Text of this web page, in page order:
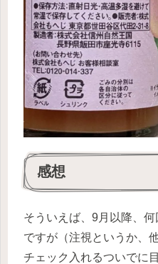
感想
そういえば、9月以降、
ですが（注視というか、
チェック入れるついでに